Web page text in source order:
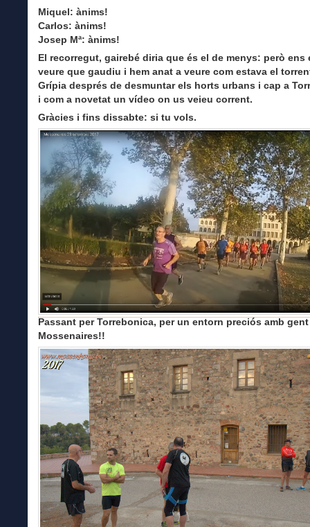
Miquel: ànims!
Carlos: ànims!
Josep Mª: ànims!
El recorregut, gairebé diria que és el de menys: però ens
veure que gaudiu i hem anat a veure com estava el
Grípia després de desmuntar els horts urbans i cap a
i com a novetat un vídeo on us veieu corrent.
Gràcies i fins dissabte: si tu vols.
Passant per Torrebonica, per un entorn preciós amb
Mossenaires!!